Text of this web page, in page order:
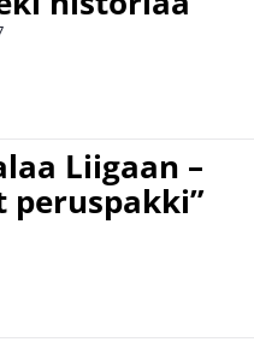
Liigaan –
peruspakki”